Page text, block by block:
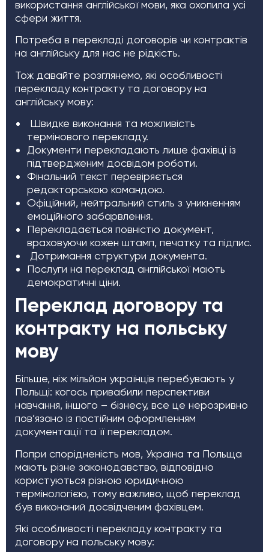
використання англійської мови, яка охопила усі
сфери життя.
Потреба в перекладі договорів чи контрактів
на англійську для нас не рідкість.
Тож давайте розглянемо, які особливості
перекладу контракту та договору на
англійську мову:
Швидке виконання та можливість
термінового перекладу.
Документи перекладають лише фахівці із
підтвердженим досвідом роботи.
Фінальний текст перевіряється
редакторською командою.
Офіційний, нейтральний стиль з уникненням
емоційного забарвлення.
Перекладається повністю документ,
враховуючи кожен штамп, печатку та підпис.
Дотримання структури документа.
Послуги на переклад англійської мають
демократичні ціни.
Переклад договору та
контракту на польську
мову
Більше, ніж мільйон українців перебувають у
Польщі: когось привабили перспективи
навчання, іншого – бізнесу, все це нерозривно
пов’язано із постійним оформленням
документації та її перекладом.
Попри спорідненість мов, Україна та Польща
мають різне законодавство, відповідно
користуються різною юридичною
термінологією, тому важливо, щоб переклад
був виконаний досвідченим фахівцем.
Які особливості перекладу контракту та
договору на польську мову: